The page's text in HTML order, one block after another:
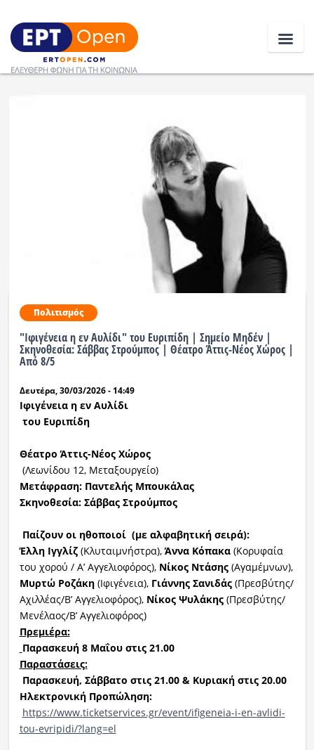
Ραδιόφωνο LIVE
Εκπομπές
Πολιτισμός
Πολιτισμός
"Ιφιγένεια η εν Αυλίδι" του Ευριπίδη | Σημείο Μηδέν |
Σκηνοθεσία: Σάββας Στρούμπος | Θέατρο Άττις-Νέος Χώρος |
Από 8/5
Δευτέρα, 30/03/2026 - 14:49
Ιφιγένεια η εν Αυλίδι
του Ευριπίδη
Θέατρο Άττις-Νέος Χώρος
(Λεωνίδου 12, Μεταξουργείο)
Μετάφραση: Παντελής Μπουκάλας
Σκηνοθεσία: Σάββας Στρούμπος
Παίζουν οι ηθοποιοί (με αλφαβητική σειρά):
Έλλη Ιγγλίζ(Κλυταιμνήστρα),Άννα Κόπακα(Κορυφαία
του χορού / Α’ Αγγελιοφόρος), Νίκος Ντάσης(Αγαμέμνων),
Μυρτώ Ροζάκη(Ιφιγένεια), Γιάννης Σανιδάς(Πρεσβύτης/
Αχιλλέας/Β’ Αγγελιοφόρος), Νίκος Ψυλάκης(Πρεσβύτης/
Μενέλαος/Β’ Αγγελιοφόρος)
Πρεμιέρα:
Παρασκευή 8 Μαΐου στις 21.00
Παραστάσεις:
Παρασκευή, Σάββατο στις 21.00 & Κυριακή στις 20.00
Ηλεκτρονική Προπώληση:
https://www.ticketservices.gr/event/ifigeneia-i-en-avlidi-
tou-evripidi/?lang=el